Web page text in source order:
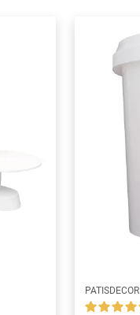
PATISDECOR